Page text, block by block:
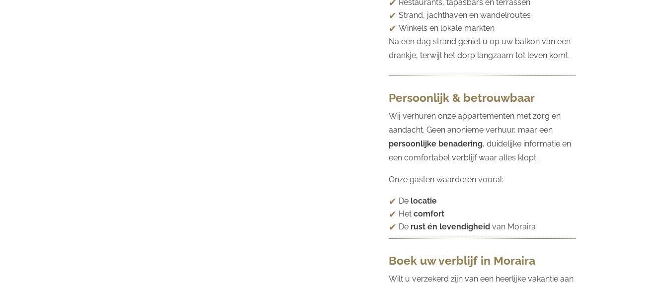
Restaurants, tapasbars en terrassen
Strand, jachthaven en wandelroutes
Winkels en lokale markten
Na een dag strand geniet u op uw balkon van een
drankje, terwijl het dorp langzaam tot leven komt.
Persoonlijk & betrouwbaar
Wij verhuren onze appartementen met zorg en
aandacht. Geen anonieme verhuur, maar een
persoonlijke benadering, duidelijke informatie en
een comfortabel verblijf waar alles klopt.
Onze gasten waarderen vooral:
De locatie
Hetcomfort
De rust én levendigheid van Moraira
Boek uw verblijf in Moraira
Wilt u verzekerd zijn van een heerlijke vakantie aan